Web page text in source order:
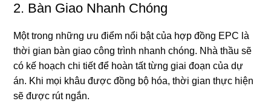
2. Bàn Giao Nhanh Chóng
Một trong những ưu điểm nổi bật của hợp đồng EPC là
thời gian bàn giao công trình nhanh chóng. Nhà thầu sẽ
có kế hoạch chi tiết để hoàn tất từng giai đoạn của dự
án. Khi mọi khâu được đồng bộ hóa, thời gian thực hiện
sẽ được rút ngắn.